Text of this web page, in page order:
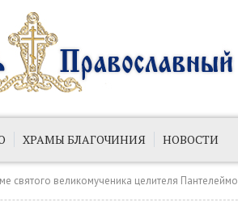
ХРАМЫ БЛАГОЧИНИЯ НОВОСТИ
святого великомученика целителя Пантелеймона